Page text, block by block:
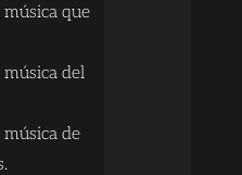
música que
música del
música de